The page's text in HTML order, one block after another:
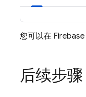
您可以在 Firebase
后续步骤